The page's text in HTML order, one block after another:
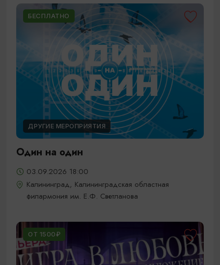
БЕСПЛАТНО
ДРУГИЕ МЕРОПРИЯТИЯ
Один на один
03.09.2026 18:00
Калининград, Калининградская областная
филармония им. Е.Ф. Светланова
ОТ 1500₽